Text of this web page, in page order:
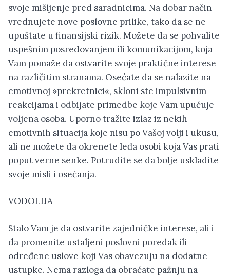
svoje mišljenje pred saradnicima. Na dobar način
vrednujete nove poslovne prilike, tako da se ne
upuštate u finansijski rizik. Možete da se pohvalite
uspešnim posredovanjem ili komunikacijom, koja
Vam pomaže da ostvarite svoje praktične interese
na različitim stranama. Osećate da se nalazite na
emotivnoj »prekretnici«, skloni ste impulsivnim
reakcijama i odbijate primedbe koje Vam upućuje
voljena osoba. Uporno tražite izlaz iz nekih
emotivnih situacija koje nisu po Vašoj volji i ukusu,
ali ne možete da okrenete leđa osobi koja Vas prati
poput verne senke. Potrudite se da bolje uskladite
svoje misli i osećanja.
VODOLIJA
Stalo Vam je da ostvarite zajedničke interese, ali i
da promenite ustaljeni poslovni poredak ili
određene uslove koji Vas obavezuju na dodatne
ustupke. Nema razloga da obraćate pažnju na